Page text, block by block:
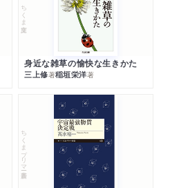
ちくま文庫
身近な雑草の愉快な生きかた
三上修著稲垣栄洋著
ちくまプリマー新書